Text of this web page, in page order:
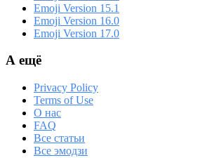
Emoji Version 15.1
Emoji Version 16.0
Emoji Version 17.0
А ещё
Privacy Policy
Terms of Use
О нас
FAQ
Все статьи
Все эмодзи